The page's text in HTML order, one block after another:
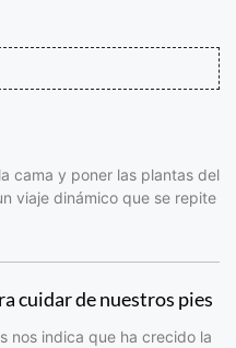
cama y poner las plantas del
viaje dinámico que se repite
cuidar de nuestros pies
nos indica que ha crecido la